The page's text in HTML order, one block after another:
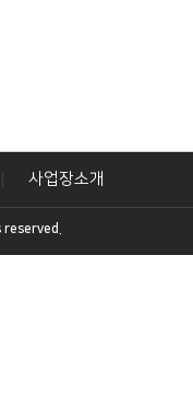
사업장소개